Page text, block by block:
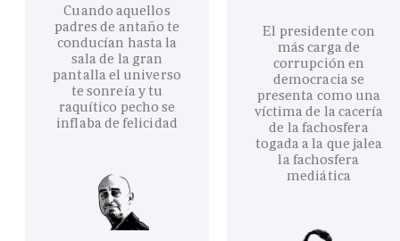
Cuando aquellos
padres de antaño te
conducían hasta la
sala de la gran
pantalla el universo
te sonreía y tu
raquítico pecho se
inflaba de felicidad
El presidente con
más carga de
corrupción en
democracia se
presenta como una
víctima de la cacería
de la fachosfera
togada a la que jalea
la fachosfera
mediática